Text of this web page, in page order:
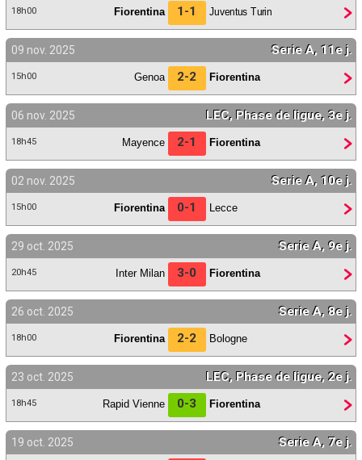
18h00 Fiorentina 1-1 Juventus Turin
09 nov. 2025 Serie A, 11e j.
15h00 Genoa 2-2 Fiorentina
06 nov. 2025 LEC, Phase de ligue, 3e j.
18h45 Mayence 2-1 Fiorentina
02 nov. 2025 Serie A, 10e j.
15h00 Fiorentina 0-1 Lecce
29 oct. 2025 Serie A, 9e j.
20h45 Inter Milan 3-0 Fiorentina
26 oct. 2025 Serie A, 8e j.
18h00 Fiorentina 2-2 Bologne
23 oct. 2025 LEC, Phase de ligue, 2e j.
18h45 Rapid Vienne 0-3 Fiorentina
19 oct. 2025 Serie A, 7e j.